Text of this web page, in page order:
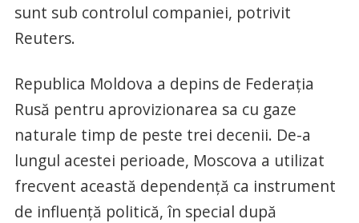
sunt sub controlul companiei, potrivit
Reuters.
Republica Moldova a depins de Federaţia
Rusă pentru aprovizionarea sa cu gaze
naturale timp de peste trei decenii. De-a
lungul acestei perioade, Moscova a utilizat
frecvent această dependenţă ca instrument
de influenţă politică, în special după